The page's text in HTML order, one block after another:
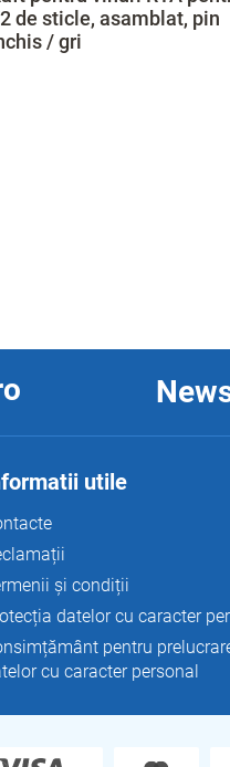
de sticle, asamblat, pin
/ gri
o
o
t
ă
r
i
o
utile
și condiții
datelor cu caracter
pentru
cu caracter personal